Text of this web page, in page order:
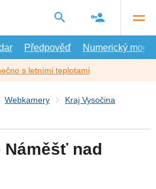
Předpověď Numerický model
s letními teplotami
Webkamery
Kraj Vysočina
Náměšť nad